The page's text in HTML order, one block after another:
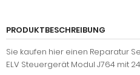
PRODUKTBESCHREIBUNG
Sie kaufen hier einen Reparatur
ELV Steuergerät Modul J764 mit